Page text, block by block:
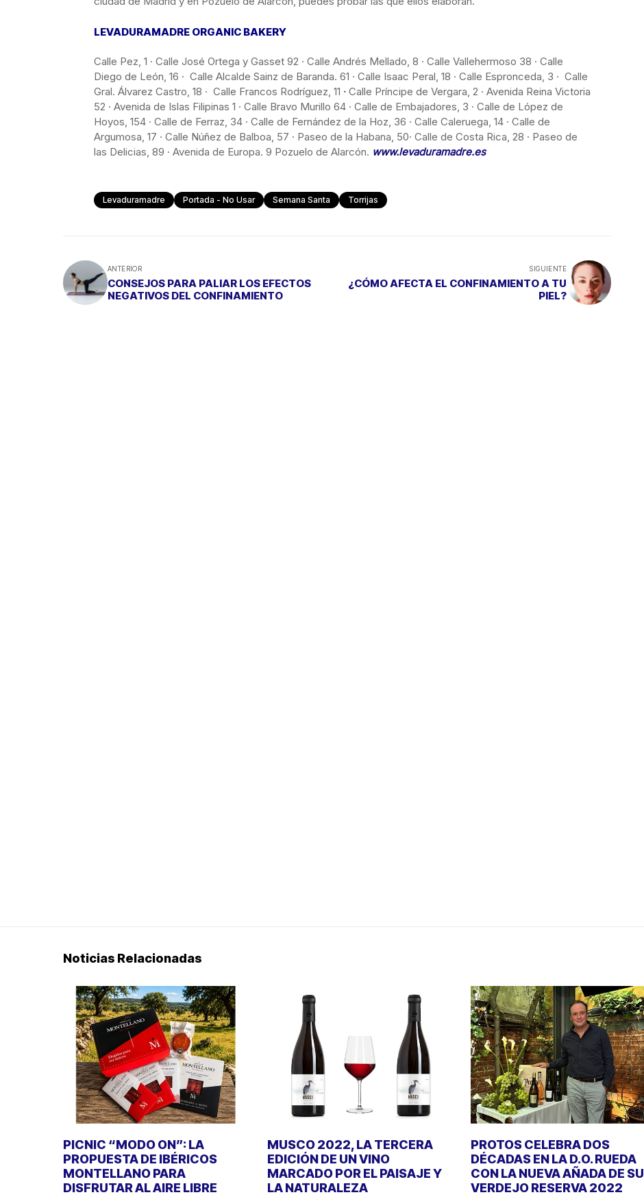
LEVADURAMADRE ORGANIC BAKERY
Calle Pez, 1 · Calle José Ortega y Gasset 92 · Calle Andrés Mellado, 8 · Calle Vallehermoso 38 · Calle
Diego de León, 16 · Calle Alcalde Sainz de Baranda. 61 · Calle Isaac Peral, 18 · Calle Espronceda, 3 · Calle
Gral. Álvarez Castro, 18 · Calle Francos Rodríguez, 11 · Calle Príncipe de Vergara, 2 · Avenida Reina Victoria
52 · Avenida de Islas Filipinas 1 · Calle Bravo Murillo 64 · Calle de Embajadores, 3 · Calle de López de
Hoyos, 154 · Calle de Ferraz, 34 · Calle de Fernández de la Hoz, 36 · Calle Caleruega, 14 · Calle de
Argumosa, 17 · Calle Núñez de Balboa, 57 · Paseo de la Habana, 50· Calle de Costa Rica, 28 · Paseo de
las Delicias, 89 · Avenida de Europa. 9 Pozuelo de Alarcón. www.levaduramadre.es
Levaduramadre Portada - No Usar Semana Santa Torrijas
ANTERIOR
CONSEJOS PARA PALIAR LOS EFECTOS
NEGATIVOS DEL CONFINAMIENTO
SIGUIENTE
¿CÓMO AFECTA EL CONFINAMIENTO A TU
PIEL?
Noticias Relacionadas
PICNIC “MODO ON”: LA
PROPUESTA DE IBÉRICOS
MONTELLANO PARA
DISFRUTAR AL AIRE LIBRE
MUSCO 2022, LA TERCERA
EDICIÓN DE UN VINO
MARCADO POR EL PAISAJE Y
LA NATURALEZA
PROTOS CELEBRA DOS
DÉCADAS EN LA D.O. RUEDA
CON LA NUEVA AÑADA DE SU
VERDEJO RESERVA 2022